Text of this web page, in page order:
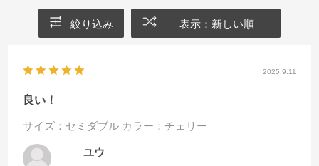
絞り込み 表示：新しい順
2025.9.11
良い！
サイズ：セミダブル カラー：チェリー
ユウ